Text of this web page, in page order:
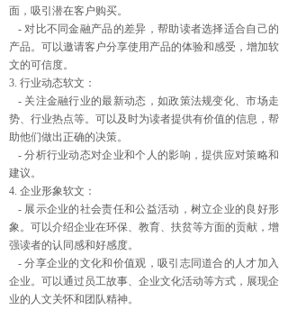
面，吸引潜在客户购买。
- 对比不同金融产品的差异，帮助读者选择适合自己的
产品。可以邀请客户分享使用产品的体验和感受，增加软
文的可信度。
3. 行业动态软文：
- 关注金融行业的最新动态，如政策法规变化、市场走
势、行业热点等。可以及时为读者提供有价值的信息，帮
助他们做出正确的决策。
- 分析行业动态对企业和个人的影响，提供应对策略和
建议。
4. 企业形象软文：
- 展示企业的社会责任和公益活动，树立企业的良好形
象。可以介绍企业在环保、教育、扶贫等方面的贡献，增
强读者的认同感和好感度。
- 分享企业的文化和价值观，吸引志同道合的人才加入
企业。可以通过员工故事、企业文化活动等方式，展现企
业的人文关怀和团队精神。